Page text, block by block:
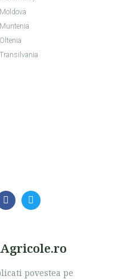
Moldova
Muntenia
Oltenia
Transilvania
povestea pe